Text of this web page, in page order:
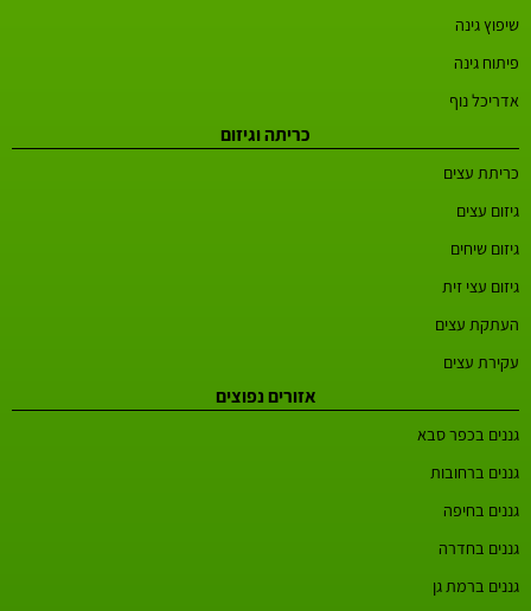
שיפוץ גינה
פיתוח גינה
אדריכל נוף
כריתה וגיזום
כריתת עצים
גיזום עצים
גיזום שיחים
גיזום עצי זית
העתקת עצים
עקירת עצים
אזורים נפוצים
גננים בכפר סבא
גננים ברחובות
גננים בחיפה
גננים בחדרה
גננים ברמת גן